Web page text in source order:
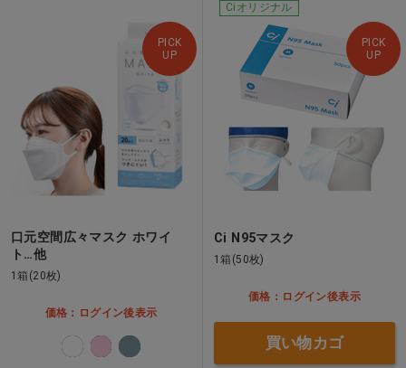
PICK
UP
口元空間広々マスク ホワイ
ト…他
1箱(20枚)
価格：ログイン後表示
PICK
UP
Ciオリジナル
Ci N95マスク
1箱(50枚)
価格：ログイン後表示
買い物カゴ